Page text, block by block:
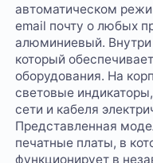
автоматическом
email почту о любых
алюминиевый.
который
оборудования. На
световые
сети и кабеля
Представленная
печатные платы, в
функционирует в